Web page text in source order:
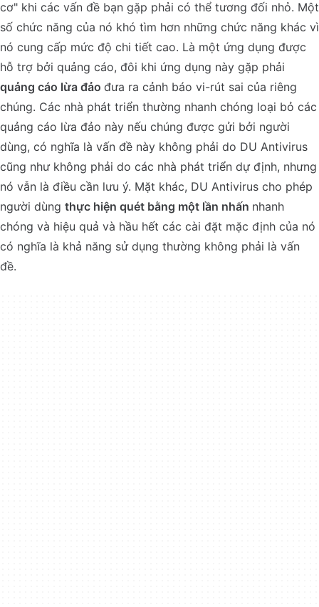
cơ" khi các vấn đề bạn gặp phải có thể tương đối nhỏ. Một
số chức năng của nó khó tìm hơn những chức năng khác vì
nó cung cấp mức độ chi tiết cao. Là một ứng dụng được
hỗ trợ bởi quảng cáo, đôi khi ứng dụng này gặp phải
quảng cáo lừa đảo đưa ra cảnh báo vi-rút sai của riêng
chúng. Các nhà phát triển thường nhanh chóng loại bỏ các
quảng cáo lừa đảo này nếu chúng được gửi bởi người
dùng, có nghĩa là vấn đề này không phải do DU Antivirus
cũng như không phải do các nhà phát triển dự định, nhưng
nó vẫn là điều cần lưu ý. Mặt khác, DU Antivirus cho phép
người dùng thực hiện quét bằng một lần nhấn nhanh
chóng và hiệu quả và hầu hết các cài đặt mặc định của nó
có nghĩa là khả năng sử dụng thường không phải là vấn
đề.